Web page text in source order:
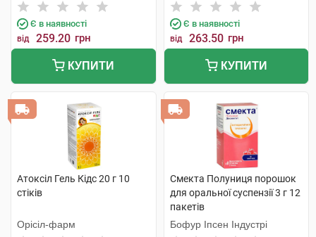
Є в наявності
від 259.20 грн
КУПИТИ
Є в наявності
від 263.50 грн
КУПИТИ
Атоксіл Гель Кідс 20 г 10
стіків
Орісіл-фарм
Смекта Полуниця порошок
для оральної суспензії 3 г 12
пакетів
Бофур Іпсен Індустрі